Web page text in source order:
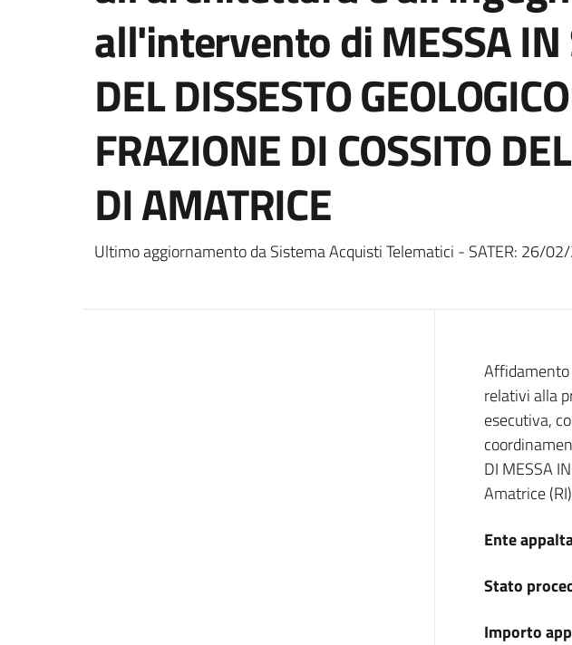
all'intervento di MESSA IN
DEL DISSESTO
FRAZIONE DI COSSITO
DI AMATRICE
Ultimo aggiornamento da Sistema Acquisti Telematici - SATER: 26/
Dati
Affidamento
relativi alla
esecutiva,
DI MESSA
Amatrice
Ente
Stato
Importo